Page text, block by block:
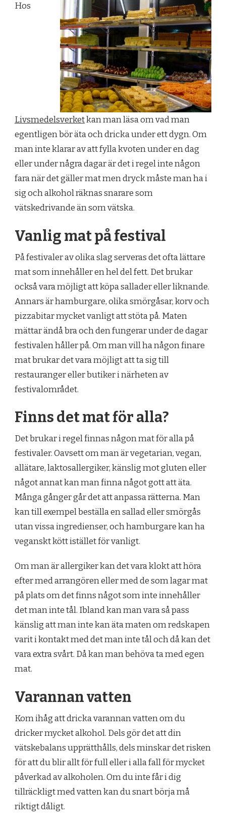
Hos
Livsmedelsverketkan man läsa om vad man
egentligen bör äta och dricka under ett dygn. Om
man inte klarar av att fylla kvoten under en dag
eller under några dagar är det i regel inte någon
fara när det gäller mat men dryck måste man ha i
sig och alkohol räknas snarare som
vätskedrivande än som vätska.
Vanlig mat på festival
På festivaler av olika slag serveras det ofta lättare
mat som innehåller en hel del fett. Det brukar
också vara möjligt att köpa sallader eller liknande.
Annars är hamburgare, olika smörgåsar, korv och
pizzabitar mycket vanligt att stöta på. Maten
mättar ändå bra och den fungerar under de dagar
festivalen håller på. Om man vill ha någon finare
mat brukar det vara möjligt att ta sig till
restauranger eller butiker i närheten av
festivalområdet.
Finns det mat för alla?
Det brukar i regel finnas någon mat för alla på
festivaler. Oavsett om man är vegetarian, vegan,
allätare, laktosallergiker, känslig mot gluten eller
något annat kan man finna något gott att äta.
Många gånger går det att anpassa rätterna. Man
kan till exempel beställa en sallad eller smörgås
utan vissa ingredienser, och hamburgare kan ha
veganskt kött istället för vanligt.
Om man är allergiker kan det vara klokt att höra
efter med arrangören eller med de som lagar mat
på plats om det finns något som inte innehåller
det man inte tål. Ibland kan man vara så pass
känslig att man inte kan äta maten om redskapen
varit i kontakt med det man inte tål och då kan det
vara extra svårt. Då kan man behöva ta med egen
mat.
Varannan vatten
Kom ihåg att dricka varannan vatten om du
dricker mycket alkohol. Dels gör det att din
vätskebalans upprätthålls, dels minskar det risken
för att du blir allt för full eller i alla fall för mycket
påverkad av alkoholen. Om du inte får i dig
tillräckligt med vatten kan du snart börja må
riktigt dåligt.